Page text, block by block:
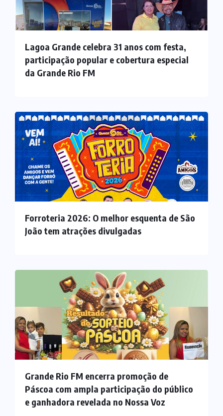
Lagoa Grande celebra 31 anos com festa,
participação popular e cobertura especial
da Grande Rio FM
Forroteria 2026: O melhor esquenta de São
João tem atrações divulgadas
Grande Rio FM encerra promoção de
Páscoa com ampla participação do público
e ganhadora revelada no Nossa Voz